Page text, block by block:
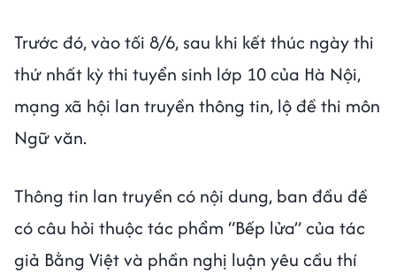
Trước đó, vào tối 8/6, sau khi kết thúc ngày thi
thứ nhất kỳ thi tuyển sinh lớp 10 của Hà Nội,
mạng xã hội lan truyền thông tin, lộ đề thi môn
Ngữ văn.
Thông tin lan truyền có nội dung, ban đầu đề
có câu hỏi thuộc tác phẩm “Bếp lửa” của tác
giả Bằng Việt và phần nghị luận yêu cầu thí